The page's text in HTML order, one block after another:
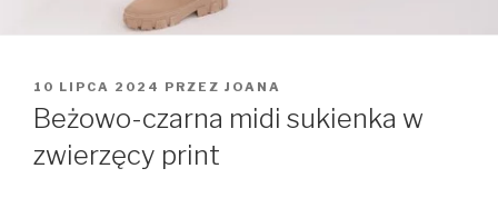
OPUBLIKOWANE
W
10 LIPCA 2024 PRZEZ JOANA
Beżowo-czarna midi sukienka w
zwierzęcy print